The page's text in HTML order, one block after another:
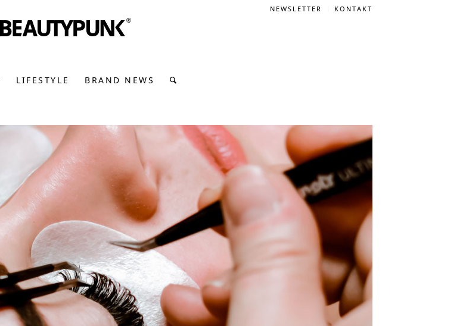
NEWSLETTER KONTAKT
LIFESTYLE BRAND NEWS